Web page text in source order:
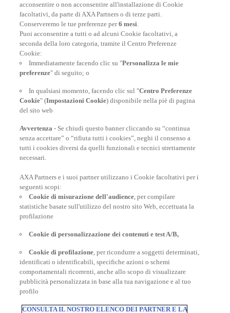
At your side, everyday
POLIZZE VIAGGIO
INFORMAZIONI UTILI
acconsentire o non acconsentire all'installazione di Cookie
facoltativi, da parte di AXA Partners o di terze parti.
Conserveremo le tue preferenze per6 mesi.
Puoi acconsentire a tutti o ad alcuni Cookie facoltativi, a
seconda della loro categoria, tramite il Centro Preferenze
Cookie:
Immediatamente facendo clic su "Personalizza le mie
preferenze" di seguito; o
In qualsiasi momento, facendo clic sul "Centro Preferenze
Cookie" (Impostazioni Cookie) disponibile nella piè di pagina
del sito web
Avvertenza - Se chiudi questo banner cliccando su “continua
senza accettare” o “rifiuta tutti i cookies”, neghi il consenso a
tutti i cookies diversi da quelli funzionali e tecnici strettamente
necessari.
AXA Partners e i suoi partner utilizzano i Cookie facoltativi per i
seguenti scopi:
Cookie di misurazione dell'audience, per compilare
statistiche basate sull'utilizzo del nostro sito Web, eccettuata la
profilazione
Cookie di personalizzazione dei contenuti e test A/B,
Cookie di profilazione, per ricondurre a soggetti determinati,
identificati o identificabili, specifiche azioni o schemi
comportamentali ricorrenti, anche allo scopo di visualizzare
pubblicità personalizzata in base alla tua navigazione e al tuo
profilo
CONSULTA IL NOSTRO ELENCO DEI PARTNER E LA